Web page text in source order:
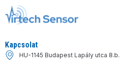
Kapcsolat
HU-1145 Budapest Lapály utca 8.b.